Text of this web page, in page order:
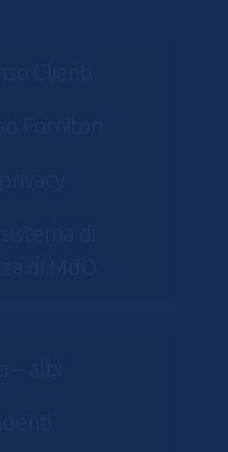
Clienti
Fornitori
di
di MdO
– albi